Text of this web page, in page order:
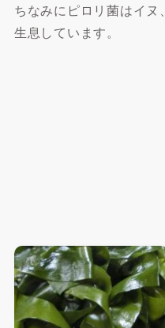
ちなみにピロリ菌はイ
生息しています。